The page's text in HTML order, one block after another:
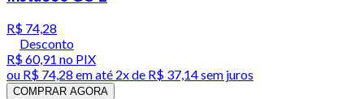
R$ 74,28
Desconto
R$ 60,91 no PIX
ou R$ 74,28 em até 2x de R$ 37,14 sem juros
COMPRAR AGORA